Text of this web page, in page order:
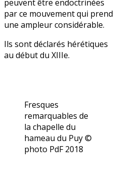
peuvent être endoctrinées
par ce mouvement qui prend
une ampleur considérable.
Ils sont déclarés hérétiques
au début du XIIIe.
Fresques
remarquables de
la chapelle du
hameau du Puy ©
photo PdF 2018